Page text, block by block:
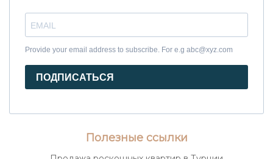
Provide your email address to subscribe. For e.g abc@xyz.com
ПОДПИСАТЬСЯ
Полезные ссылки